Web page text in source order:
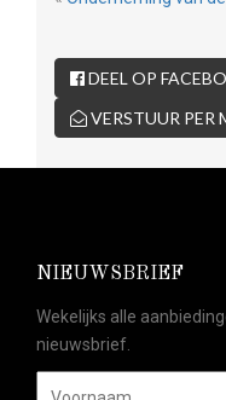
DEEL OP
VERSTUUR PER
NIEUWSBRIEF
Wekelijks alle
nieuwsbrief.